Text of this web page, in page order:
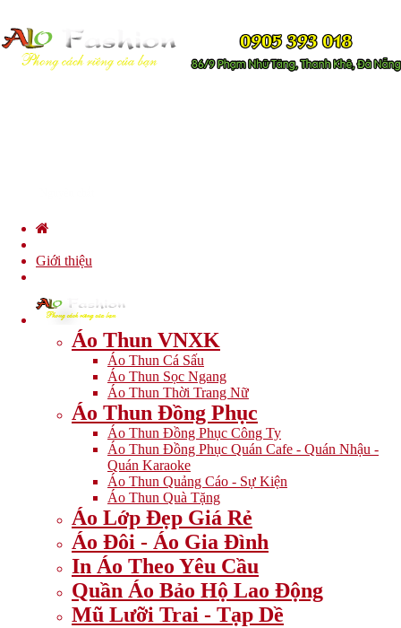
Giới thiệu
Áo Thun VNXK
Áo Thun Cá Sấu
Áo Thun Sọc Ngang
Áo Thun Thời Trang Nữ
Áo Thun Đồng Phục
Áo Thun Đồng Phục Công Ty
Áo Thun Đồng Phục Quán Cafe - Quán Nhậu -
Quán Karaoke
Áo Thun Quảng Cáo - Sự Kiện
Áo Thun Quà Tặng
Áo Lớp Đẹp Giá Rẻ
Áo Đôi - Áo Gia Đình
In Áo Theo Yêu Cầu
Quần Áo Bảo Hộ Lao Động
Mũ Lưỡi Trai - Tạp Dề